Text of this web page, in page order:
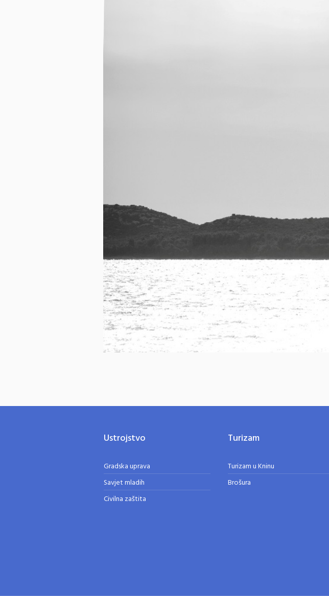
Ustrojstvo
Gradska uprava
Savjet mladih
Civilna zaštita
Turizam
Turizam u Kninu
Brošura